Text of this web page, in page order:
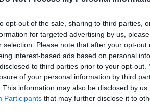
opt-out of the sale, sharing to third parties,
for targeted advertising by us,
selection. Please note that after your opt-
interest-based ads based on personal
to third parties prior to your opt-
of your personal information by third
This information may also be disclosed by
Participants that may further disclose it to
apsaugos tarnyba (VSAT),
vaizdo stebėjimo sistemą,
ruože Šalčininkų rajone.
linijos yra įrengtas
kurį sudaro tvora ir